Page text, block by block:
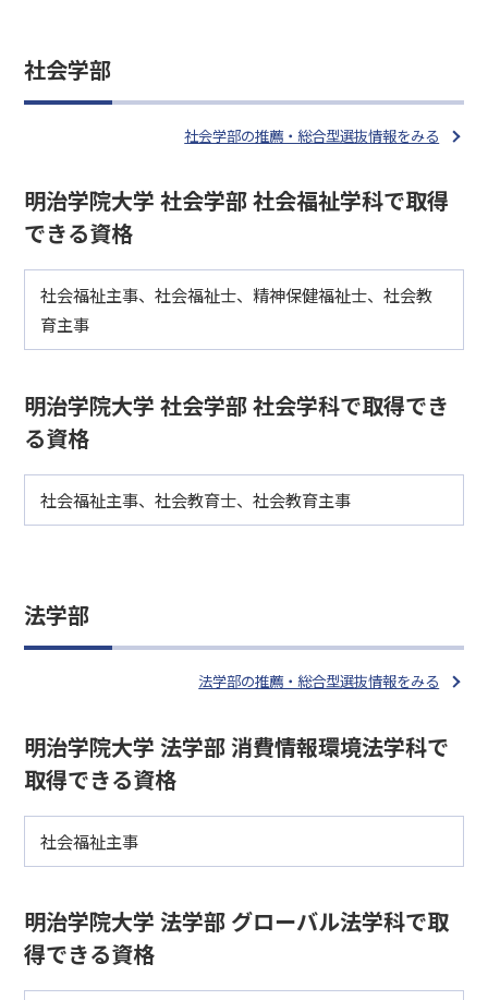
社会学部
社会学部の推薦・総合型選抜情報をみる
明治学院大学 社会学部 社会福祉学科で取得
できる資格
社会福祉主事、社会福祉士、精神保健福祉士、社会教
育主事
明治学院大学 社会学部 社会学科で取得でき
る資格
社会福祉主事、社会教育士、社会教育主事
法学部
法学部の推薦・総合型選抜情報をみる
明治学院大学 法学部 消費情報環境法学科で
取得できる資格
社会福祉主事
明治学院大学 法学部 グローバル法学科で取
得できる資格